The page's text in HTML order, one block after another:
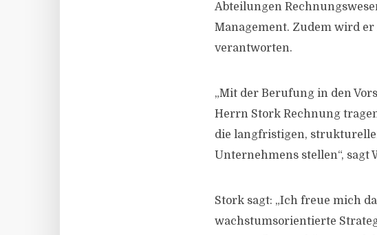
Abteilungen
Management. Zudem wird
verantworten.
„Mit der Berufung in den
Herrn Stork Rechnung
die langfristigen,
Unternehmens stellen“, sagt
Stork sagt: „Ich freue mich
wachstumsorientierte